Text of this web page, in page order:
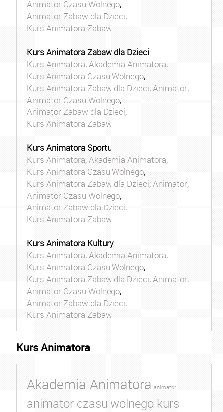
Animator Czasu Wolnego,
Animator Zabaw dla Dzieci,
Kurs Animatora Zabaw
Kurs Animatora Zabaw dla Dzieci
Kurs Animatora,Akademia Animatora,
Kurs Animatora Czasu Wolnego,
Kurs Animatora Zabaw dla Dzieci,Animator,
Animator Czasu Wolnego,
Animator Zabaw dla Dzieci,
Kurs Animatora Zabaw
Kurs Animatora Sportu
Kurs Animatora,Akademia Animatora,
Kurs Animatora Czasu Wolnego,
Kurs Animatora Zabaw dla Dzieci,Animator,
Animator Czasu Wolnego,
Animator Zabaw dla Dzieci,
Kurs Animatora Zabaw
Kurs Animatora Kultury
Kurs Animatora,Akademia Animatora,
Kurs Animatora Czasu Wolnego,
Kurs Animatora Zabaw dla Dzieci,Animator,
Animator Czasu Wolnego,
Animator Zabaw dla Dzieci,
Kurs Animatora Zabaw
Kurs Animatora
Akademia Animatora animator
animator czasu wolnego kurs